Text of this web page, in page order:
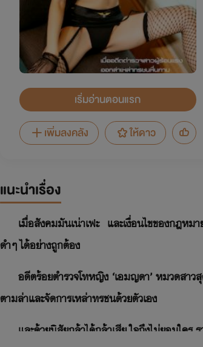
เริ่มอ่านตอนแรก
เพิ่มลงคลัง
ให้ดาว
แนะนำเรื่อง
เมื่อสังคมมันเน่าเฟะ และเงื่อนไขของกฎหม
ดำๆ ได้อย่างถูกต้อง
อดีตร้อยตำรวจโทหญิง ‘เอมญดา’ หมวดสา
ตามล่าและจัดการเหล่าทรชนด้วยตัวเอง
และด้วยนิสัยกล้าได้กล้าเสีย ใจถึงไม่ยอมใค